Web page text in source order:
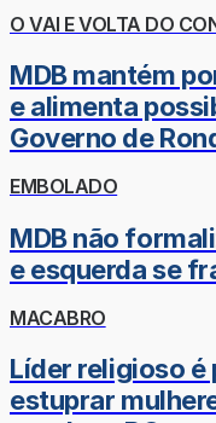
O VAI E VOLTA DO
MDB mantém
e alimenta
Governo de
EMBOLADO
MDB não
e esquerda se
MACABRO
Líder religioso é
estuprar